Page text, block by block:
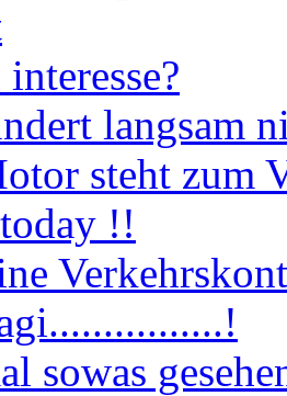
langsam
steht zum
!!
sowas